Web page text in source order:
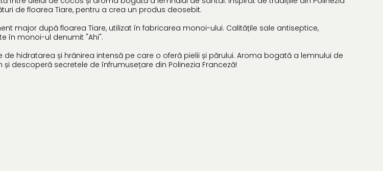
de floarea Tiare, pentru a crea un produs deosebit.
major după floarea Tiare, utilizat în fabricarea monoi-ului. Calitățile sale antiseptice,
în monoi-ul denumit "Ahi".
hidratarea și hrănirea intensă pe care o oferă pielii și părului. Aroma bogată a lemnului de
descoperă secretele de înfrumusețare din Polinezia Franceză!